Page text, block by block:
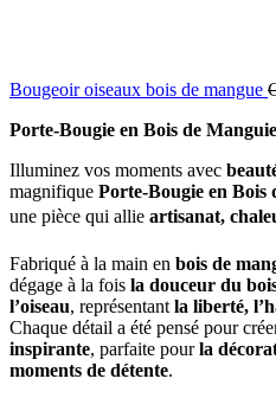
Bougeoir oiseaux bois de mangue
Porte-Bougie en Bois de
Illuminez vos moments avec
magnifique Porte-Bougie en Bois
une pièce qui allie artisanat,
Fabriqué à la main en bois de
dégage à la fois la douceur du
l’oiseau, représentant la liberté,
Chaque détail a été pensé pour
inspirante, parfaite pourla
moments de détente.